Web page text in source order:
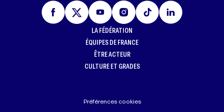
LA FÉDÉRATION
ÉQUIPES DE FRANCE
ÊTRE ACTEUR
CULTURE ET GRADES
Préférences cookies